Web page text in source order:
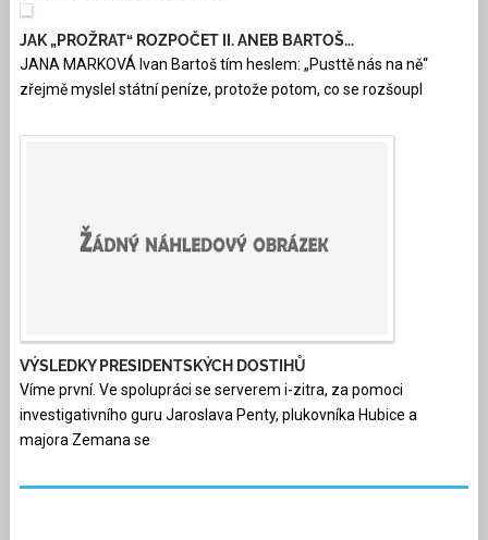
JAK „PROŽRAT“ ROZPOČET II. ANEB BARTOŠ...
JANA MARKOVÁ Ivan Bartoš tím heslem: „Pusttě nás na ně“
zřejmě myslel státní peníze, protože potom, co se rozšoupl
VÝSLEDKY PRESIDENTSKÝCH DOSTIHŮ
Víme první. Ve spolupráci se serverem i-zitra, za pomoci
investigativního guru Jaroslava Penty, plukovníka Hubice a
majora Zemana se